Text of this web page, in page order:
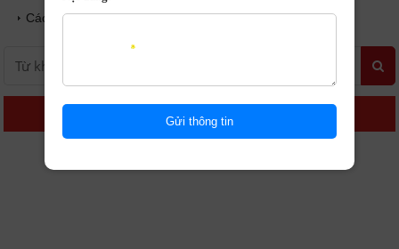
Các mẹo quảng cáo hấp dẫn
FACEBOOK